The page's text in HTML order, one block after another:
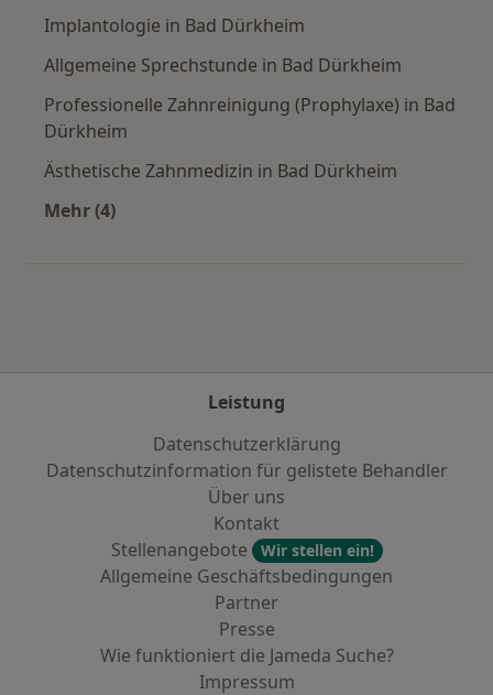
Implantologie in Bad Dürkheim
Allgemeine Sprechstunde in Bad Dürkheim
Professionelle Zahnreinigung (Prophylaxe) in Bad
Dürkheim
Ästhetische Zahnmedizin in Bad Dürkheim
Mehr (4)
Leistung
Datenschutzerklärung
Datenschutzinformation für gelistete Behandler
Über uns
Kontakt
Stellenangebote
Wir stellen ein!
Allgemeine Geschäftsbedingungen
Partner
Presse
Wie funktioniert die Jameda Suche?
Impressum